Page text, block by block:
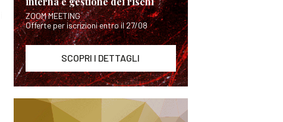
ZOOM MEETING
Offerte per iscrizioni entro il 27/08
SCOPRI I DETTAGLI